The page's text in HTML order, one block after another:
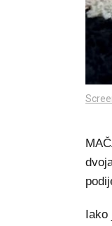
Iako